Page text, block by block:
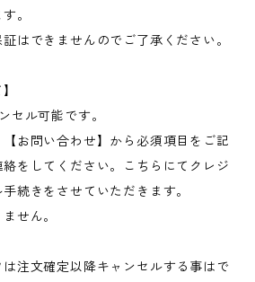
。
はできませんのでご了承ください。
セル可能です。
お問い合わせ】から必須項目をご記
をしてください。こちらにてクレジ
続きをさせていただきます。
せん。
注文確定以降キャンセルする事はで